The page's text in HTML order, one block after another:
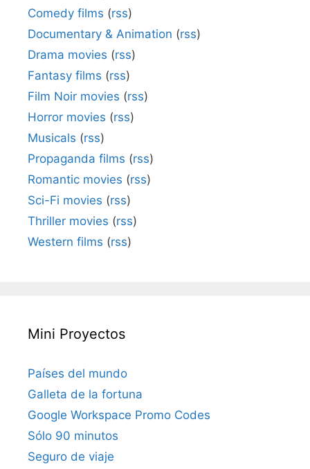
Comedy films (rss)
Documentary & Animation (rss)
Drama movies (rss)
Fantasy films (rss)
Film Noir movies (rss)
Horror movies (rss)
Musicals (rss)
Propaganda films (rss)
Romantic movies (rss)
Sci-Fi movies (rss)
Thriller movies (rss)
Western films (rss)
Mini Proyectos
Países del mundo
Galleta de la fortuna
Google Workspace Promo Codes
Sólo 90 minutos
Seguro de viaje